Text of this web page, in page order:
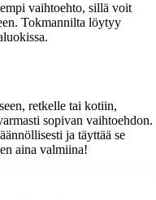
vaihtoehto, sillä voit
Tokmannilta löytyy
retkelle tai kotiin,
sopivan vaihtoehdon.
ja täyttää se
aina valmiina!